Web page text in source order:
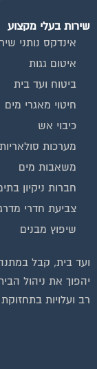
שירות בעלי מקצוע
אינדקס נותני
איטום גגות
ביטוח ועד בית
חיטוי מאגרי מים
כיבוי אש
מערכות סולאריות
משאבות מים
חברות ניקיון
צביעת חדרי
שיפוץ מבנים
ועד בית, קבל
יהפוך את ניהול
רב ועלויות בתחזוקת
להצטרפות לחצו על